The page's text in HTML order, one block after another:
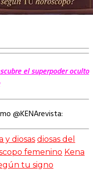
el superpoder oculto
@KENArevista:
y diosas diosas del
femenino Kena
tu signo